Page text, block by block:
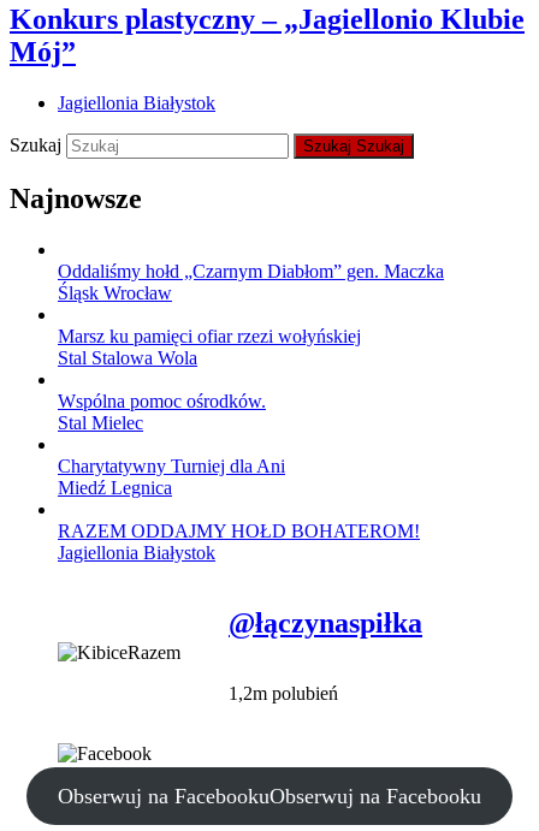
Konkurs plastyczny – „Jagiellonio Klubie
Mój”
Jagiellonia Białystok
Szukaj Szukaj Szukaj
Najnowsze
Oddaliśmy hołd „Czarnym Diabłom” gen. Maczka
Śląsk Wrocław
Marsz ku pamięci ofiar rzezi wołyńskiej
Stal Stalowa Wola
Wspólna pomoc ośrodków.
Stal Mielec
Charytatywny Turniej dla Ani
Miedź Legnica
RAZEM ODDAJMY HOŁD BOHATEROM!
Jagiellonia Białystok
@łączynaspiłka
1,2m polubień
Obserwuj na FacebookuObserwuj na Facebooku